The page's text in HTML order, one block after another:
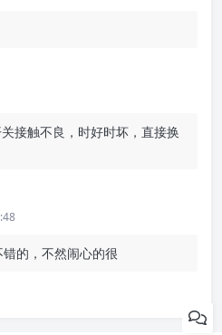
接触不良，时好时坏，直接换
的，不然闹心的很